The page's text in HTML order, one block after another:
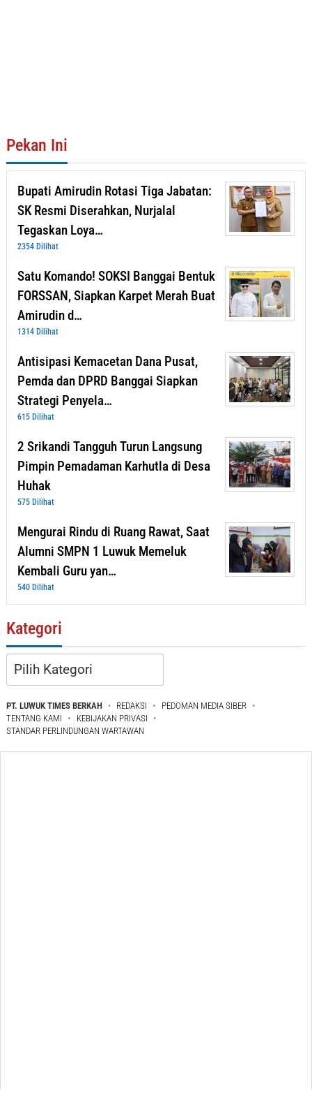
Pekan Ini
Bupati Amirudin Rotasi Tiga Jabatan:
SK Resmi Diserahkan, Nurjalal
Tegaskan Loya…
2354 Dilihat
Satu Komando! SOKSI Banggai Bentuk
FORSSAN, Siapkan Karpet Merah Buat
Amirudin d…
1314 Dilihat
Antisipasi Kemacetan Dana Pusat,
Pemda dan DPRD Banggai Siapkan
Strategi Penyela…
615 Dilihat
2 Srikandi Tangguh Turun Langsung
Pimpin Pemadaman Karhutla di Desa
Huhak
575 Dilihat
Mengurai Rindu di Ruang Rawat, Saat
Alumni SMPN 1 Luwuk Memeluk
Kembali Guru yan…
540 Dilihat
Kategori
Kategori
PT. LUWUK TIMES BERKAH REDAKSI
PEDOMAN MEDIA SIBER
TENTANG KAMI
KEBIJAKAN PRIVASI
STANDAR PERLINDUNGAN WARTAWAN